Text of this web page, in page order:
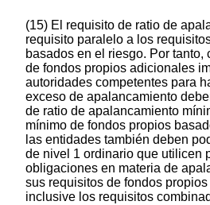
(15) El requisito de ratio de
requisito paralelo a los
basados en el riesgo. Por
de fondos propios adicionales
autoridades competentes para
exceso de apalancamiento
de ratio de apalancamiento
mínimo de fondos propios
las entidades también deben
de nivel 1 ordinario que utilicen
obligaciones en materia de
sus requisitos de fondos
inclusive los requisitos